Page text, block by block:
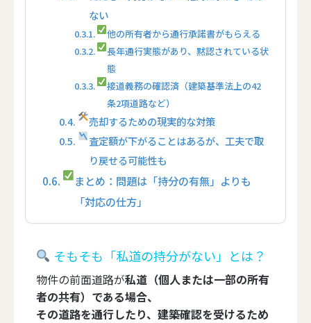
ない
他の所有者から通行承諾書がもらえる
長年通行実態があり、黙認されている状
態
接道義務の確認済（建築基準法上の42
条2項道路など）
売却するための現実的な対策
査定額が下がることはあるが、工夫で取
り戻せる可能性も
まとめ：問題は「持分の有無」よりも
「対応の仕方」
そもそも「私道の持分がない」とは？
物件の前面道路が私道（個人または一部の所有
者の共有）である場合、
その道路を通行したり、建築確認を受けるため